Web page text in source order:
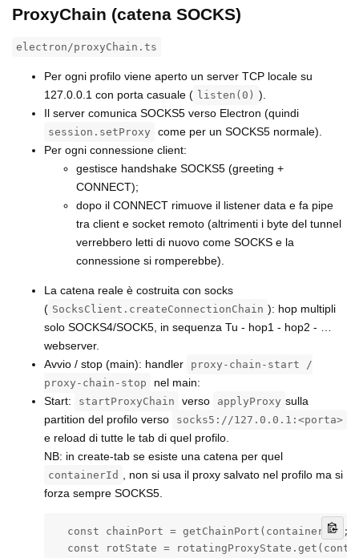
ProxyChain (catena SOCKS)
electron/proxyChain.ts
Per ogni profilo viene aperto un server TCP locale su
127.0.0.1 con porta casuale ( listen(0) ).
Il server comunica SOCKS5 verso Electron (quindi
session.setProxy
come per un SOCKS5 normale).
Per ogni connessione client:
gestisce handshake SOCKS5 (greeting +
CONNECT);
dopo il CONNECT rimuove il listener data e fa pipe
tra client e socket remoto (altrimenti i byte del tunnel
verrebbero letti di nuovo come SOCKS e la
connessione si romperebbe).
La catena reale è costruita con socks
( SocksClient.createConnectionChain ): hop multipli
solo SOCKS4/SOCK5, in sequenza Tu - hop1 - hop2 - …
webserver.
Avvio / stop (main): handler
proxy-chain-start /
proxy-chain-stop
nel main:
Start:
startProxyChain verso applyProxy sulla
partition del profilo verso
socks5://127.0.0.1:<porta>
e reload di tutte le tab di quel profilo.
NB: in create-tab se esiste una catena per quel
containerId , non si usa il proxy salvato nel profilo ma si
forza sempre SOCKS5.
  const chainPort = getChainPort(containerId);
const rotState =